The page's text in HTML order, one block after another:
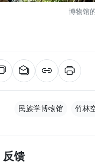
博物馆
民族学博物馆 竹林
反馈